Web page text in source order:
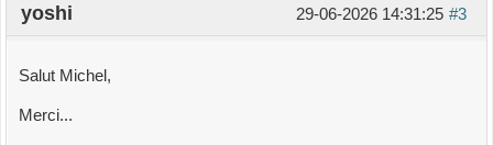
#3
29-06-2026 14:31:25
yoshi
Salut Michel,
Merci...